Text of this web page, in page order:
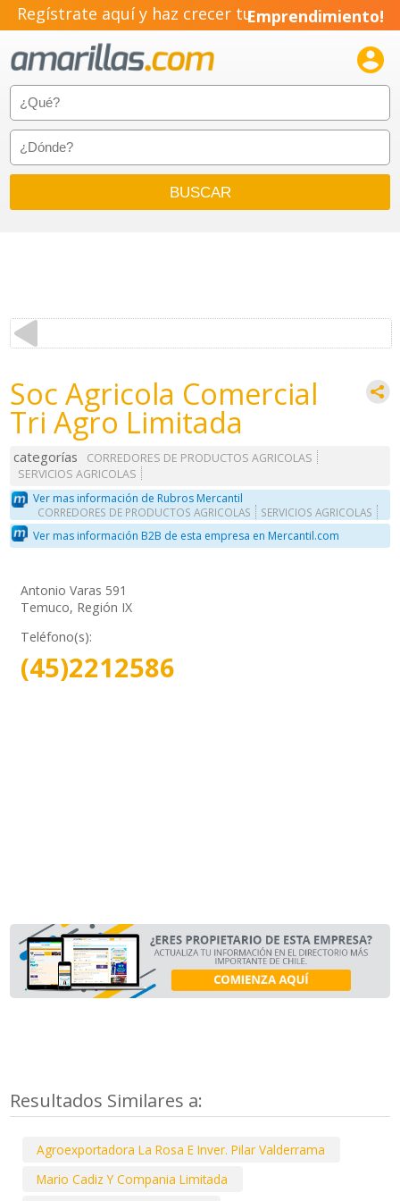
Regístrate aquí y haz crecer tuEmprendimiento!

Soc Agricola Comercial
Tri Agro Limitada
categorías
CORREDORES DE PRODUCTOS AGRICOLAS
SERVICIOS AGRICOLAS
Ver mas información de Rubros Mercantil
CORREDORES DE PRODUCTOS AGRICOLAS SERVICIOS AGRICOLAS
Ver mas información B2B de esta empresa en Mercantil.com
Antonio Varas 591
Temuco, Región IX
Teléfono(s):
(45)2212586
Resultados Similares a:
Agroexportadora La Rosa E Inver. Pilar Valderrama
Mario Cadiz Y Compania Limitada